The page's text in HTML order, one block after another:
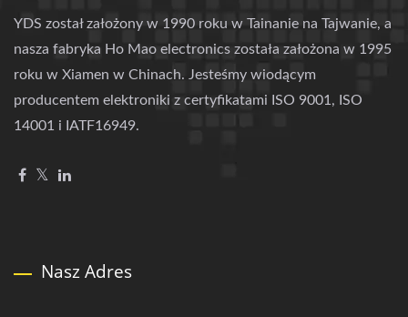
YDS został założony w 1990 roku w Tainanie na Tajwanie, a
nasza fabryka Ho Mao electronics została założona w 1995
roku w Xiamen w Chinach. Jesteśmy wiodącym
producentem elektroniki z certyfikatami ISO 9001, ISO
14001 i IATF16949.
Nasz Adres